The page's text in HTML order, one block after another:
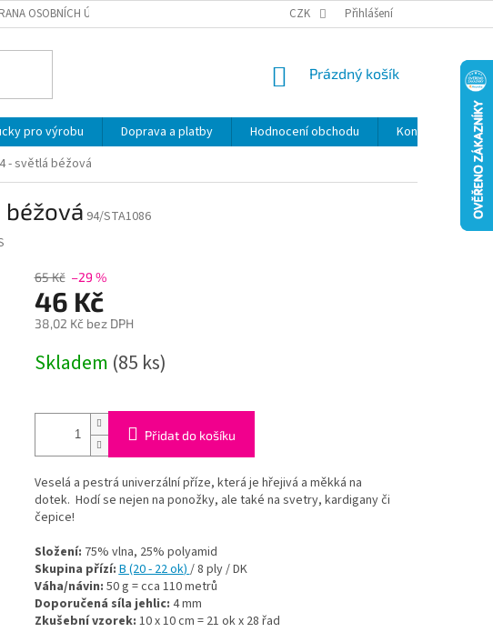
OSOBNÍCH ÚDAJŮ CZK Přihlášení
NÁKUPNÍ
Prázdný košík
pro výrobu Doprava a platby Hodnocení obchodu Kontakty
- světlá béžová
béžová 94/STA1086
65 Kč –29 %
46 Kč
38,02 Kč bez DPH
cena:
Skladem (85 ks)
Přidat do košíku
Veselá a pestrá univerzální příze, která je hřejivá a měkká na
dotek. Hodí se nejen na ponožky, ale také na svetry, kardigany či
čepice!
Složení: 75% vlna, 25% polyamid
Skupina přízí:B (20 - 22 ok)/ 8 ply / DK
Váha/návin: 50 g = cca 110 metrů
Doporučená síla jehlic: 4 mm
Zkušební vzorek: 10 x 10 cm = 21 ok x 28 řad